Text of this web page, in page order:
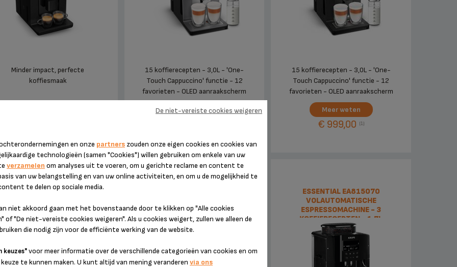
Minder impact, perfecte
koffiesmaak
15 koffierecepten - 3,0L - 'One-
Touch Cappuccino' functie - 12
favorieten - OLED aanraakscherm
Meer weten
15 koffierecepten - 3,0L - 'One-
Touch Cappuccino' functie - 12
favorieten - OLED aanraakscherm
Meer weten
€ 999,00 (1)
INTUITION EXPERIENCE
AUTOMATISCHE
ESPRESSOMACHINE MET
– 30 RECEPTEN – 3L
ESPRESSOMACHINE - 3
KOFFIERECEPTEN - 1,7L
ESSENTIAL EA815070
VOLAUTOMATISCHE
ESPRESSOMACHINE - 3
KOFFIERECEPTEN - 1,7L
en onze partners zouden onze eigen cookies en cookies van
technologieën (samen "Cookies") willen gebruiken om enkele van uw
verzamelen om analyses uit te voeren, om u gerichte reclame en content te
van uw belangstelling en van uw online activiteiten, en om u de mogelijkheid te
te delen op sociale media.
niet akkoord gaan met het bovenstaande door te klikken op "Alle cookies
of "De niet-vereiste cookies weigeren". Als u cookies weigert, zullen we alleen de
die nodig zijn voor de efficiënte werking van de website.
keuzes"voor meer informatie over de verschillende categorieën van cookies en om
te kunnen maken. U kunt altijd van mening veranderen via ons
De niet-vereiste cookies weigeren